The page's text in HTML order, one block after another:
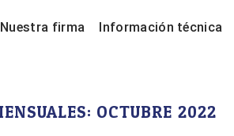
Nuestra firma Información técnica
OCTUBRE 2022